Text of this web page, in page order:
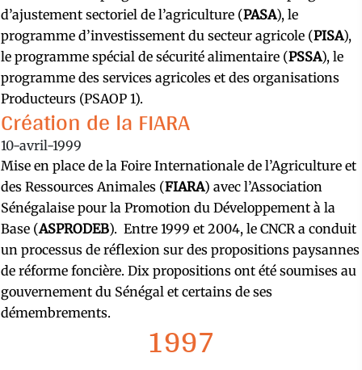
d’ajustement sectoriel de l’agriculture (PASA), le
programme d’investissement du secteur agricole (PISA),
le programme spécial de sécurité alimentaire (PSSA), le
programme des services agricoles et des organisations
Producteurs (PSAOP 1).
Création de la FIARA
10-avril-1999
Mise en place de la Foire Internationale de l’Agriculture et
des Ressources Animales (FIARA) avec l’Association
Sénégalaise pour la Promotion du Développement à la
Base (ASPRODEB). Entre 1999 et 2004, le CNCR a conduit
un processus de réflexion sur des propositions paysannes
de réforme foncière. Dix propositions ont été soumises au
gouvernement du Sénégal et certains de ses
démembrements.
1997